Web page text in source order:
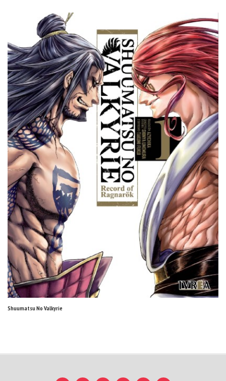
Shuumatsu No Valkyrie